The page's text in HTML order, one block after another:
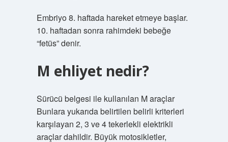
Embriyo 8. haftada hareket etmeye başlar.
10. haftadan sonra rahimdeki bebeğe
“fetüs” denir.
M ehliyet nedir?
Sürücü belgesi ile kullanılan M araçlar
Bunlara yukarıda belirtilen belirli kriterleri
karşılayan 2, 3 ve 4 tekerlekli elektrikli
araçlar dahildir. Büyük motosikletler,